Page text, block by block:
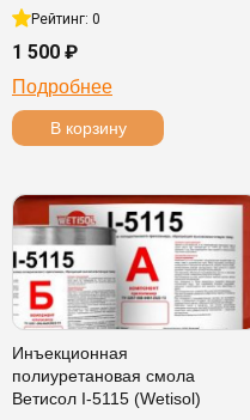
Рейтинг: 0
1 500 ₽
Подробнее
В корзину
Инъекционная
полиуретановая смола
Ветисол I-5115 (Wetisol)